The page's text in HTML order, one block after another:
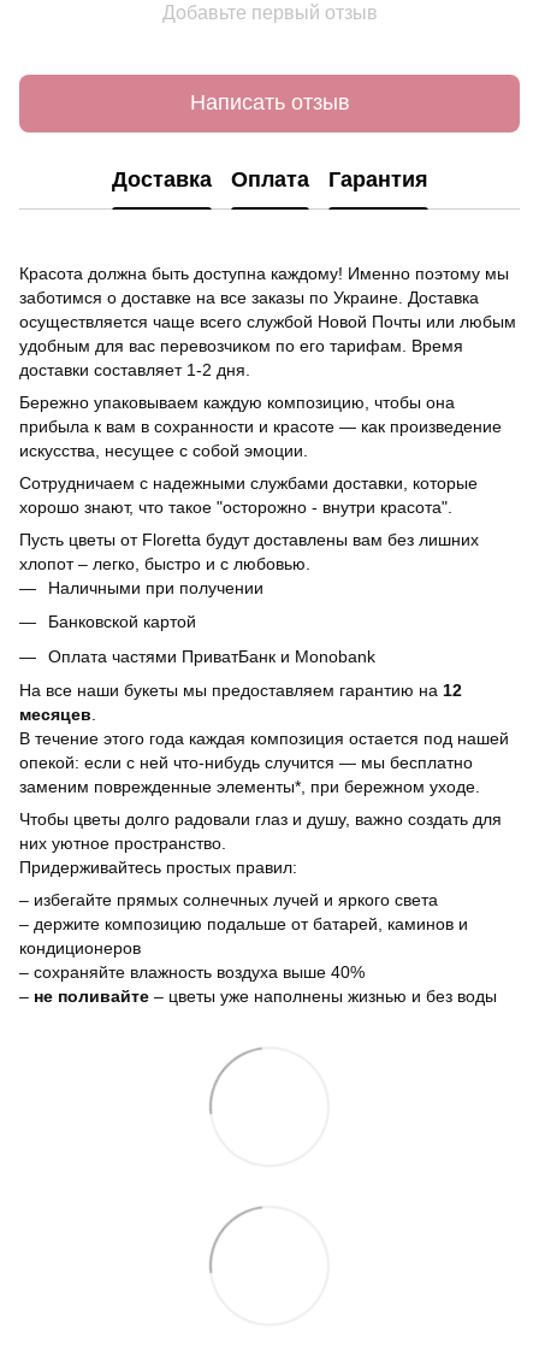
Добавьте первый отзыв
Написать отзыв
Доставка Оплата Гарантия
Красота должна быть доступна каждому! Именно поэтому мы
заботимся о доставке на все заказы по Украине. Доставка
осуществляется чаще всего службой Новой Почты или любым
удобным для вас перевозчиком по его тарифам. Время
доставки составляет 1-2 дня.
Бережно упаковываем каждую композицию, чтобы она
прибыла к вам в сохранности и красоте — как произведение
искусства, несущее с собой эмоции.
Сотрудничаем с надежными службами доставки, которые
хорошо знают, что такое "осторожно - внутри красота".
Пусть цветы от Floretta будут доставлены вам без лишних
хлопот – легко, быстро и с любовью.
Наличными при получении
Банковской картой
Оплата частями ПриватБанк и Monobank
На все наши букеты мы предоставляем гарантию на 12
месяцев
В течение этого года каждая композиция остается под нашей
опекой: если с ней что-нибудь случится — мы бесплатно
заменим поврежденные элементы*, при бережном уходе.
Чтобы цветы долго радовали глаз и душу, важно создать для
них уютное пространство.
Придерживайтесь простых правил:
– избегайте прямых солнечных лучей и яркого света
– держите композицию подальше от батарей, каминов и
кондиционеров
– сохраняйте влажность воздуха выше 40%
– не поливайте – цветы уже наполнены жизнью и без воды